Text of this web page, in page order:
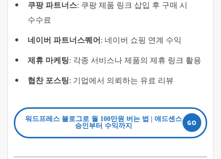
쿠팡 파트너스: 쿠팡 제품 링크 삽입 후 구매 시
수수료
네이버 파트너스퀘어 : 네이버 쇼핑 연계 수익
제휴 마케팅: 각종 서비스나 제품의 제휴 링크 활용
협찬 포스팅: 기업에서 의뢰하는 유료 리뷰
워드프레스 블로그로 월 100만원 버는 법 | 애드센스
승인부터 수익까지